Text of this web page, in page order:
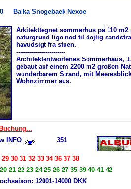
Balka Snogebaek Nexoe
Arkitekttegnet sommerhus på 110 m2
naturgrund lige ned til dejlig
havudsigt fra stuen.
-------------------------
Architektentworfenes Sommerhaus,
gebaut auf einem 2200 m2 großen
wunderbarem Strand, mit
Wohnzimmer aus.
INFO 351
30 31 32 33 34 36 37 38
22 23 24 25 26 27 35 39 40 41 42
12001-14000 DKK